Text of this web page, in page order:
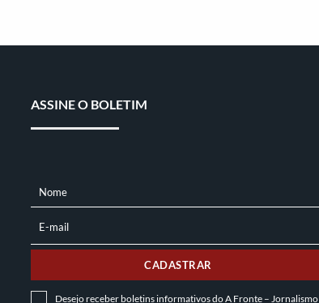
ASSINE O BOLETIM
NOME
Nome
MAIL
E-mail
CADASTRAR
Desejo receber boletins informativos do A Fronte – Jornalismo